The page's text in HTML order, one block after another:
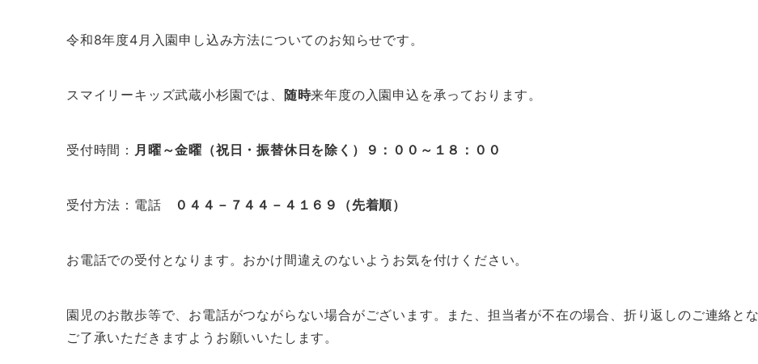
令和8年度4月入園申し込み方法についてのお知らせです。
スマイリーキッズ武蔵小杉園では、 随時来年度の入園申込を承っております。
受付時間： 月曜～金曜（祝日・振替休日を除く）９：００～１８：００
受付方法：電話 ０４４－７４４－４１６９（先着順）
お電話での受付となります。おかけ間違えのないようお気を付けください。
園児のお散歩等で、お電話がつながらない場合がございます。また、担当者が不在の場合、折り返しのご連絡とな
ご了承いただきますようお願いいたします。